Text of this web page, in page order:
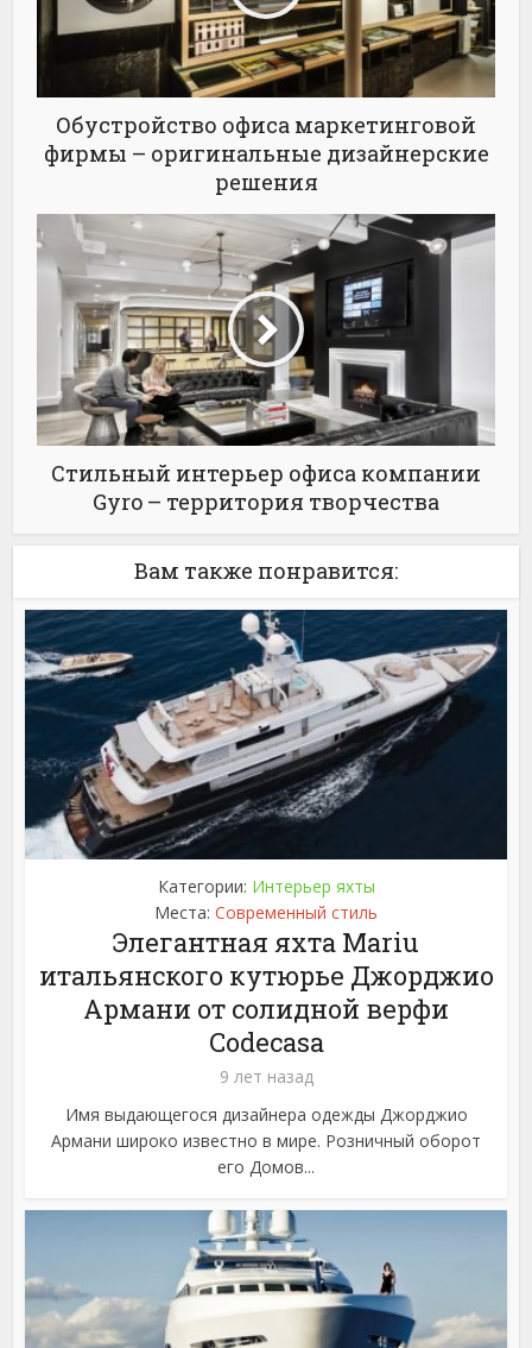
Обустройство офиса маркетинговой
фирмы – оригинальные дизайнерские
решения
Стильный интерьер офиса компании
Gyro – территория творчества
Вам также понравится:
Категории: Интерьер яхты
Места: Современный стиль
Элегантная яхта Mariu
итальянского кутюрье Джорджио
Армани от солидной верфи
Codecasa
9 лет назад
Имя выдающегося дизайнера одежды Джорджио
Армани широко известно в мире. Розничный оборот
его Домов...